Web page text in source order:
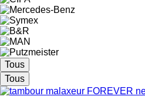
Tous
Tous